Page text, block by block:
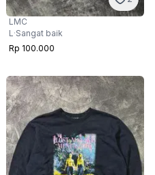
LMC
L·Sangat baik
Rp 100.000